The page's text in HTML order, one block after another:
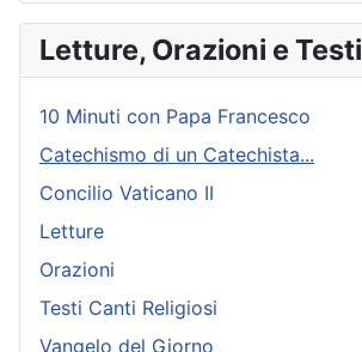
Letture, Orazioni e Testi
10 Minuti con Papa Francesco
Catechismo di un Catechista...
Concilio Vaticano II
Letture
Orazioni
Testi Canti Religiosi
Vangelo del Giorno